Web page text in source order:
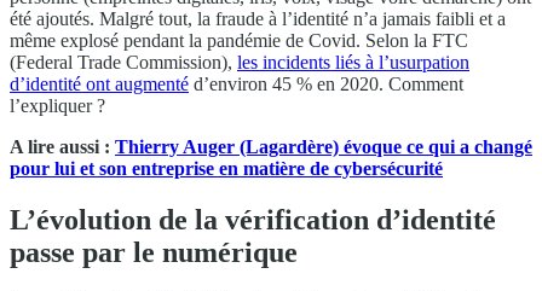
été ajoutés. Malgré tout, la fraude à l’identité n’a jamais faibli et a
même explosé pendant la pandémie de Covid. Selon la FTC
(Federal Trade Commission), les incidents liés à l’usurpation
d’identité ont augmenté d’environ 45 % en 2020. Comment
l’expliquer ?
A lire aussi : Thierry Auger (Lagardère) évoque ce qui a changé
pour lui et son entreprise en matière de cybersécurité
L’évolution de la vérification d’identité
passe par le numérique